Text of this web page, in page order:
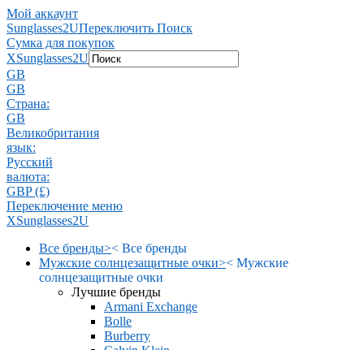
Мой аккаунт
Sunglasses2UПереключить Поиск
Сумка для покупок
XSunglasses2U
GB
GB
Страна:
GB
Великобритания
язык:
Pусский
валюта:
GBP (£)
Переключение меню
XSunglasses2U
Все бренды>< Все бренды
Мужские солнцезащитные очки>< Мужские
солнцезащитные очки
Лучшие бренды
Armani Exchange
Bolle
Burberry